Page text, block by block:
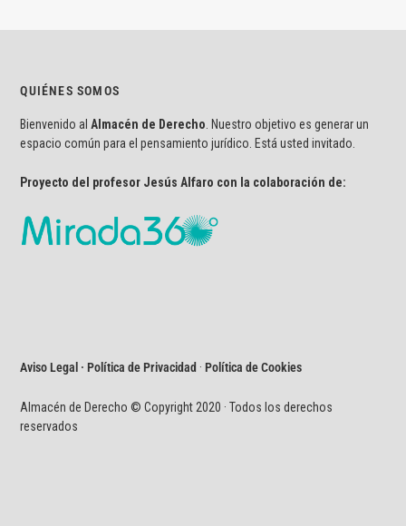
QUIÉNES SOMOS
Bienvenido al Almacén de Derecho . Nuestro objetivo es generar un
espacio común para el pensamiento jurídico. Está usted invitado.
Proyecto del profesor Jesús Alfaro con la colaboración de:
Aviso Legal · Política de Privacidad ·Política de Cookies
Almacén de Derecho © Copyright 2020 · Todos los derechos
reservados